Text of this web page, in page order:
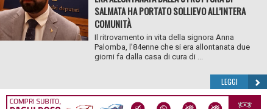
SALMATA HA PORTATO SOLLIEVO ALL’INTERA
COMUNITÀ
Il ritrovamento in vita della signora Anna
Palomba, l’84enne che si era allontanata due
giorni fa dalla casa di cura di ...
LEGGI